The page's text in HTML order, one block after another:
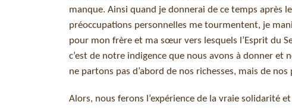
manque. Ainsi quand je donnerai de ce temps après
préoccupations personnelles me tourmentent, je
pour mon frère et ma sœur vers lesquels l’Esprit du
c’est de notre indigence que nous avons à donner et
ne partons pas d’abord de nos richesses, mais de
Alors, nous ferons l’expérience de la vraie solidarité